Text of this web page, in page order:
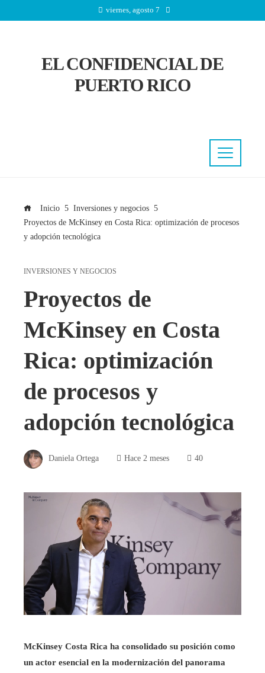
viernes, agosto 7
EL CONFIDENCIAL DE
PUERTO RICO
Inicio
Inversiones y negocios
Proyectos de McKinsey en Costa Rica: optimización de procesos
y adopción tecnológica
INVERSIONES Y NEGOCIOS
Proyectos de
McKinsey en Costa
Rica: optimización
de procesos y
adopción tecnológica
Daniela Ortega Hace 2 meses 40
McKinsey Costa Rica ha consolidado su posición como
un actor esencial en la modernización del panorama